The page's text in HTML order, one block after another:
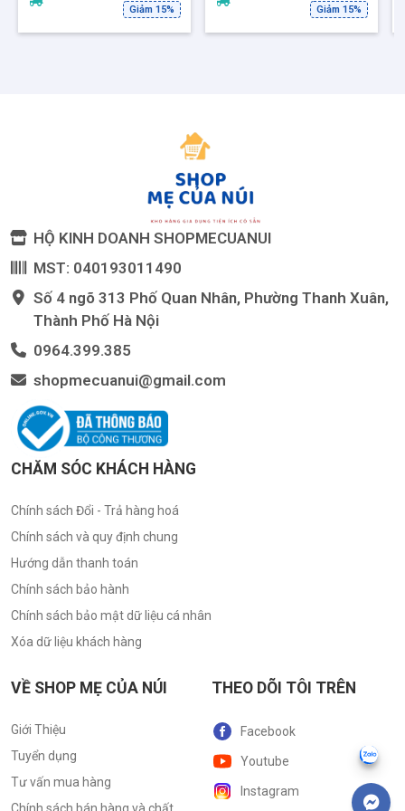
Giảm 15% Giảm 15%
HỘ KINH DOANH SHOPMECUANUI
MST: 040193011490
Số 4 ngõ 313 Phố Quan Nhân, Phường Thanh Xuân,
Thành Phố Hà Nội
0964.399.385
shopmecuanui@gmail.com
CHĂM SÓC KHÁCH HÀNG
Chính sách Đổi - Trả hàng hoá
Chính sách và quy định chung
Hướng dẫn thanh toán
Chính sách bảo hành
Chính sách bảo mật dữ liệu cá nhân
Xóa dữ liệu khách hàng
VỀ SHOP MẸ CỦA NÚI
Giới Thiệu
Tuyển dụng
Tư vấn mua hàng
Chính sách bán hàng và chất
THEO DÕI TÔI TRÊN
Facebook
Youtube
Instagram